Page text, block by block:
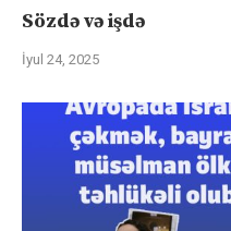
Sözdə və işdə
İyul 24, 2025